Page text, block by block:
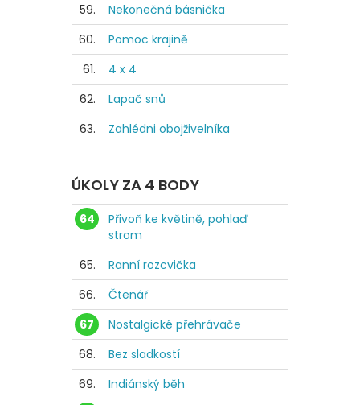
59.
Nekonečná básnička
60.
Pomoc krajině
61.
4 x 4
62.
Lapač snů
63.
Zahlédni obojživelníka
ÚKOLY ZA 4 BODY
64
Přivoň ke květině, pohlaď
strom
65.
Ranní rozcvička
66.
Čtenář
67
Nostalgické přehrávače
68.
Bez sladkostí
69.
Indiánský běh